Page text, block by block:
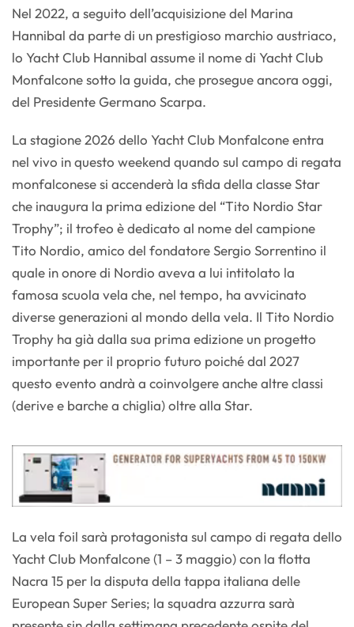
Nel 2022, a seguito dell’acquisizione del Marina
Hannibal da parte di un prestigioso marchio austriaco,
lo Yacht Club Hannibal assume il nome di Yacht Club
Monfalcone sotto la guida, che prosegue ancora oggi,
del Presidente Germano Scarpa.
La stagione 2026 dello Yacht Club Monfalcone entra
nel vivo in questo weekend quando sul campo di regata
monfalconese si accenderà la sfida della classe Star
che inaugura la prima edizione del “Tito Nordio Star
Trophy”; il trofeo è dedicato al nome del campione
Tito Nordio, amico del fondatore Sergio Sorrentino il
quale in onore di Nordio aveva a lui intitolato la
famosa scuola vela che, nel tempo, ha avvicinato
diverse generazioni al mondo della vela. Il Tito Nordio
Trophy ha già dalla sua prima edizione un progetto
importante per il proprio futuro poiché dal 2027
questo evento andrà a coinvolgere anche altre classi
(derive e barche a chiglia) oltre alla Star.
La vela foil sarà protagonista sul campo di regata dello
Yacht Club Monfalcone (1 – 3 maggio) con la flotta
Nacra 15 per la disputa della tappa italiana delle
European Super Series; la squadra azzurra sarà